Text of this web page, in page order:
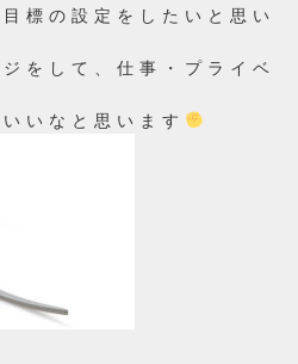
標の設定をしたいと思い
をして、仕事・プライベ
いなと思います